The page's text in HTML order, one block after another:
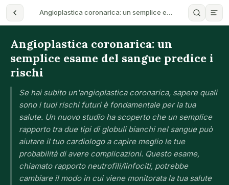
Angioplastica coronarica: un semplice e…
Angioplastica coronarica: un
semplice esame del sangue predice i
rischi
Se hai subito un'angioplastica coronarica, sapere quali
sono i tuoi rischi futuri è fondamentale per la tua
salute. Un nuovo studio ha scoperto che un semplice
rapporto tra due tipi di globuli bianchi nel sangue può
aiutare il tuo cardiologo a capire meglio le tue
probabilità di avere complicazioni. Questo esame,
chiamato rapporto neutrofili/linfociti, potrebbe
cambiare il modo in cui viene monitorata la tua salute